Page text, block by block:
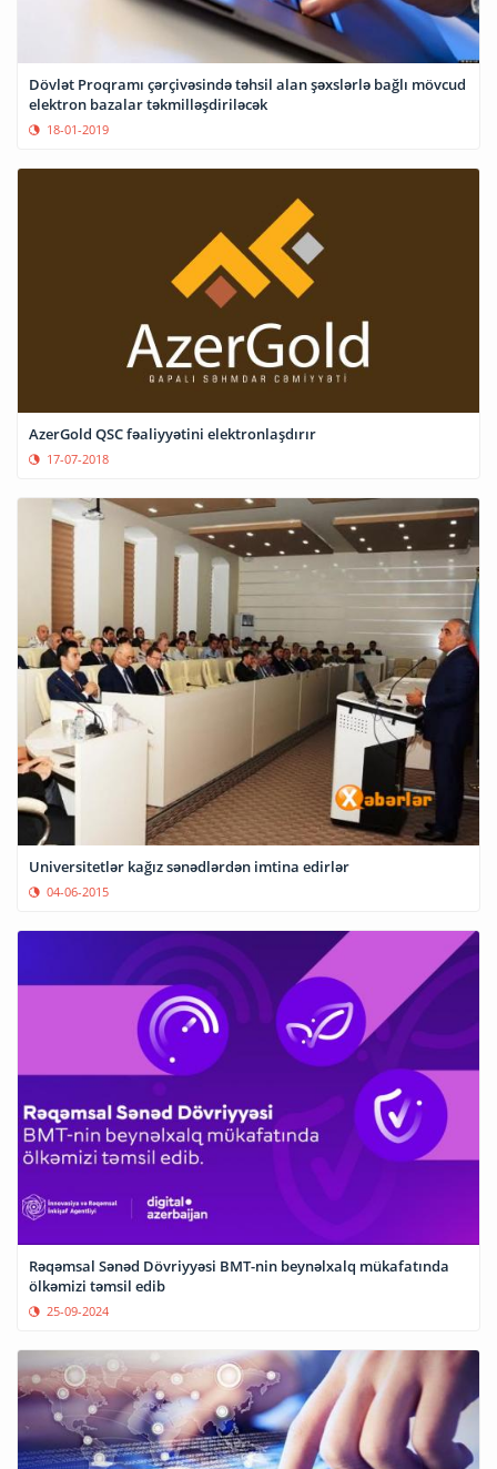
Dövlət Proqramı çərçivəsində təhsil alan şəxslərlə bağlı mövcud
elektron bazalar təkmilləşdiriləcək
18-01-2019
AzerGold QSC fəaliyyətini elektronlaşdırır
17-07-2018
Universitetlər kağız sənədlərdən imtina edirlər
04-06-2015
Rəqəmsal Sənəd Dövriyyəsi BMT-nin beynəlxalq mükafatında
ölkəmizi təmsil edib
25-09-2024